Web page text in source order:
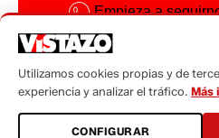
Empieza a
Código ética
Sugerencias a:
Utilizamos cookies propias y de
experiencia y analizar el tráfico. Más
CONFIGURAR